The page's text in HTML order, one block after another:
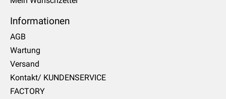
Informationen
AGB
Wartung
Versand
Kontakt/ KUNDENSERVICE
FACTORY